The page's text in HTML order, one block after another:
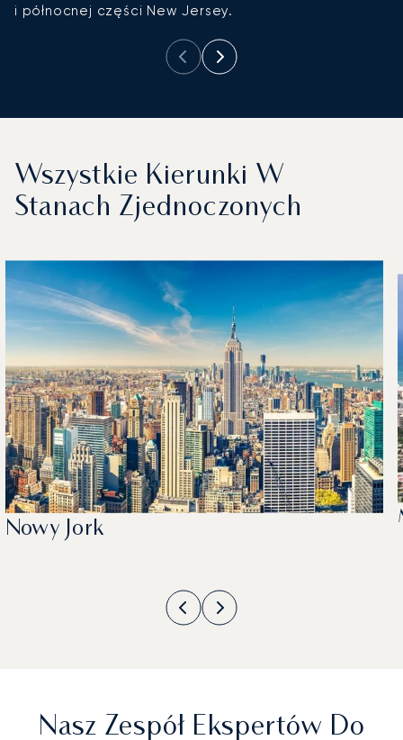
i północnej części New Jersey.
Wszystkie Kierunki W
Stanach Zjednoczonych
Nowy Jork
Nasz Zespół Ekspertów Do